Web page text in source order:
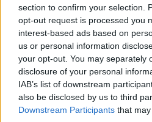
section to confirm your selection.
opt-out request is processed you
interest-based ads based on
us or personal information
your opt-out. You may separately
disclosure of your personal
IAB’s list of downstream
also be disclosed by us to third
Downstream Participants that
minimálbér 2024
garantált bérminimum 2024
béremelés 2024